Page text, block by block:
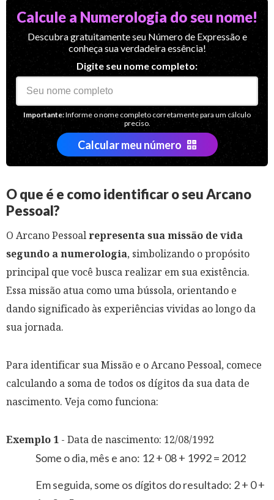
Calcule a Numerologia do seu nome!
Descubra gratuitamente seu Número de Expressão e
conheça sua verdadeira essência!
Digite seu nome completo:
Importante:Informe o nome completo corretamente para um cálculo
preciso.
Calcular meu número
O que é e como identificar o seu Arcano
Pessoal?
O Arcano Pessoalrepresenta sua missão de vida
segundo a numerologia, simbolizando o propósito
principal que você busca realizar em sua existência.
Essa missão atua como uma bússola, orientando e
dando significado às experiências vividas ao longo da
sua jornada.
Para identificar sua Missão e o Arcano Pessoal, comece
calculando a soma de todos os dígitos da sua data de
nascimento. Veja como funciona:
Exemplo 1 - Data de nascimento: 12/08/1992
Some o dia, mês e ano: 12 + 08 + 1992 = 2012
Em seguida, some os dígitos do resultado: 2 + 0 +